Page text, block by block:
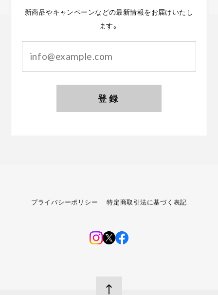
新商品やキャンペーンなどの最新情報をお届けいたし
ます。
登録
プライバシーポリシー 特定商取引法に基づく表記